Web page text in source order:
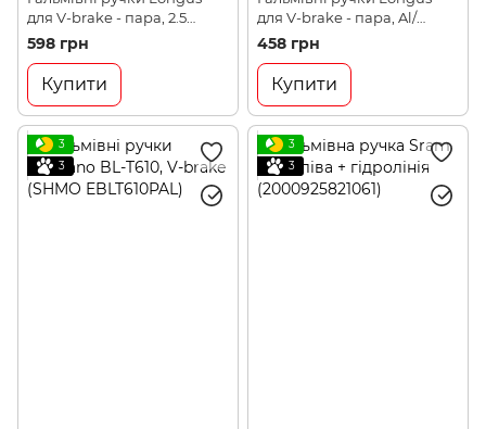
для V-brake - пара, 2.5
пальця, Al, чорні (398313)
598 грн
Купити
для V-brake - пара, Al/
пластик, 3 пальця (398315)
458 грн
Купити
3
3
3
3